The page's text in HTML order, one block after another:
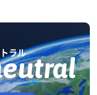
ラル